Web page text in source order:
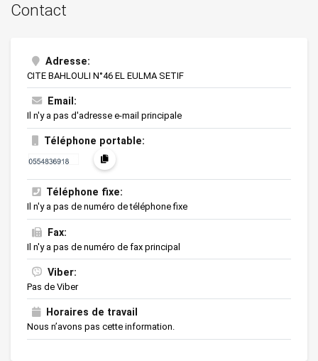
Contact
Adresse:
CITE BAHLOULI N°46 EL EULMA SETIF
Email:
Il n'y a pas d'adresse e-mail principale
Téléphone portable:
Téléphone fixe:
Il n'y a pas de numéro de téléphone fixe
Fax:
Il n'y a pas de numéro de fax principal
Viber:
Pas de Viber
Horaires de travail
Nous n’avons pas cette information.